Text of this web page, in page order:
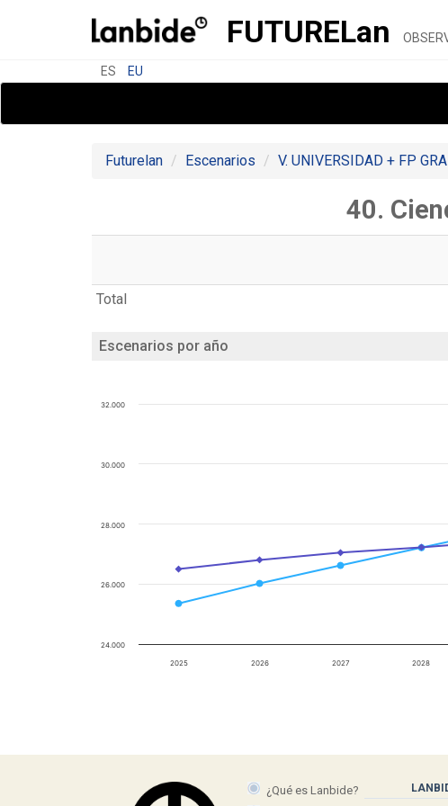
FUTURELan
ES EU
Futurelan Escenarios V. UNIVERSIDAD + FP
40.
Total
Escenarios por año
2025 2026 2027 2028
24.000
26.000
28.000
30.000
32.000
¿Qué es Lanbide?